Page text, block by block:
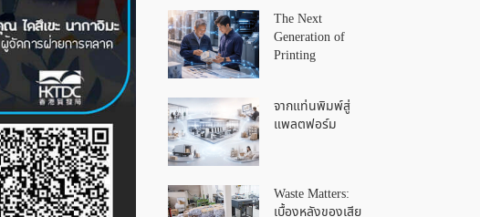
The Next
Generation of
Printing
จากแท่นพิมพ์สู่
แพลตฟอร์ม
Waste Matters:
เบื้องหลังของเสีย